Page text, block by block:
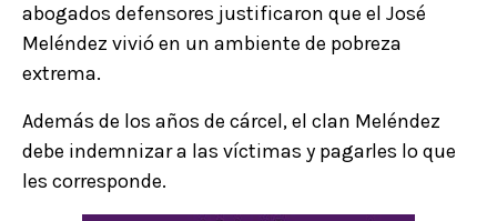
abogados defensores justificaron que el José
Meléndez vivió en un ambiente de pobreza
extrema.
Además de los años de cárcel, el clan Meléndez
debe indemnizar a las víctimas y pagarles lo que
les corresponde.